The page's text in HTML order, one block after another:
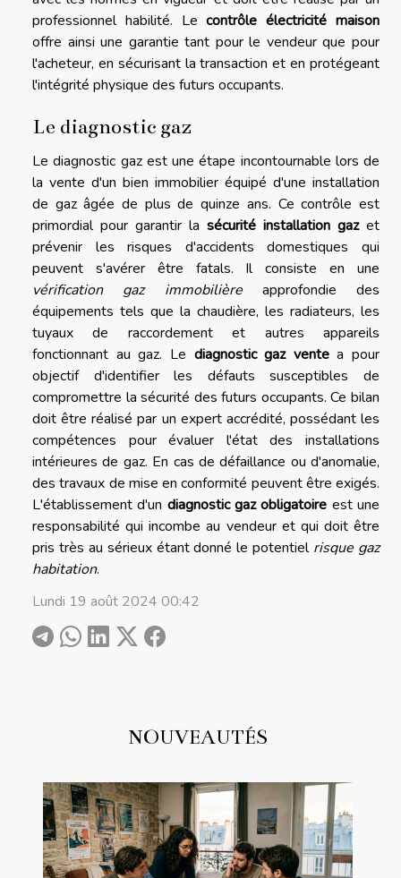
NOUVEAUTÉS
professionnel habilité. Lecontrôle électricité maison
offre ainsi une garantie tant pour le vendeur que pour
l'acheteur, en sécurisant la transaction et en protégeant
l'intégrité physique des futurs occupants.
Le diagnostic gaz
Le diagnostic gaz est une étape incontournable lors de
la vente d'un bien immobilier équipé d'une installation
de gaz âgée de plus de quinze ans. Ce contrôle est
primordial pour garantir la sécurité installation gazet
prévenir les risques d'accidents domestiques qui
peuvent s'avérer être fatals. Il consiste en une
vérification gaz immobilièreapprofondie des
équipements tels que la chaudière, les radiateurs, les
tuyaux de raccordement et autres appareils
fonctionnant au gaz. Le diagnostic gaz ventea pour
objectif d'identifier les défauts susceptibles de
compromettre la sécurité des futurs occupants. Ce bilan
doit être réalisé par un expert accrédité, possédant les
compétences pour évaluer l'état des installations
intérieures de gaz. En cas de défaillance ou d'anomalie,
des travaux de mise en conformité peuvent être exigés.
L'établissement d'un diagnostic gaz obligatoire est une
responsabilité qui incombe au vendeur et qui doit être
pris très au sérieux étant donné le potentiel risque gaz
habitation.
Lundi 19 août 2024 00:42